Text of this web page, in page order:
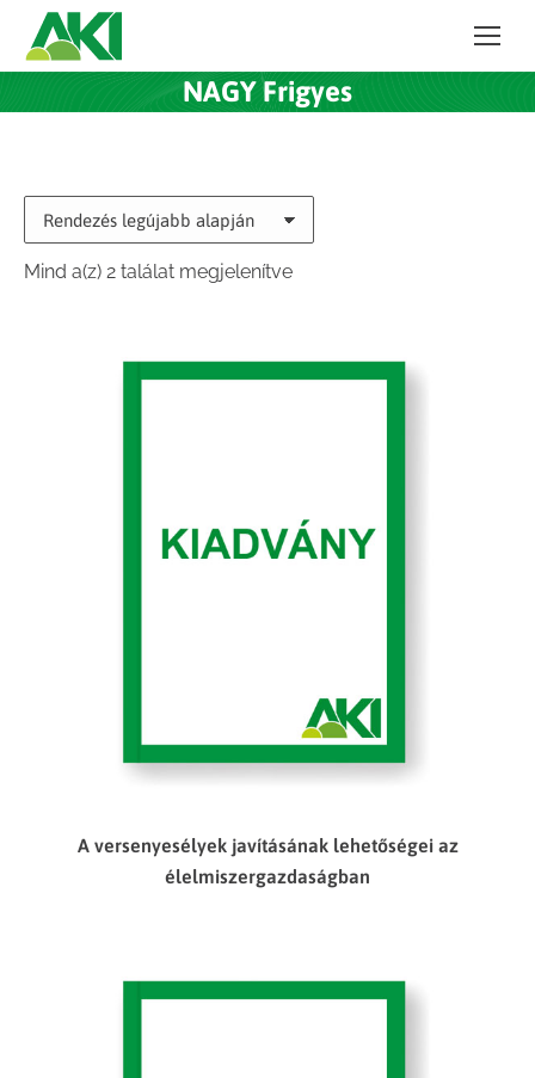
NAGY Frigyes
Mind a(z) 2 találat megjelenítveSorted
A versenyesélyek javításának lehetőségei az
élelmiszergazdaságban